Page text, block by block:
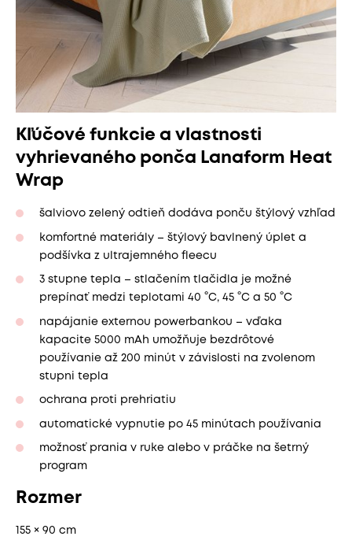
Kľúčové funkcie a vlastnosti
vyhrievaného ponča Lanaform Heat
Wrap
šalviovo zelený odtieň dodáva ponču štýlový vzhľad
komfortné materiály – štýlový bavlnený úplet a
podšívka z ultrajemného fleecu
3 stupne tepla – stlačením tlačidla je možné
prepínať medzi teplotami 40 °C, 45 °C a 50 °C
napájanie externou powerbankou – vďaka
kapacite 5000 mAh umožňuje bezdrôtové
používanie až 200 minút v závislosti na zvolenom
stupni tepla
ochrana proti prehriatiu
automatické vypnutie po 45 minútach používania
možnosť prania v ruke alebo v práčke na šetrný
program
Rozmer
155 × 90 cm